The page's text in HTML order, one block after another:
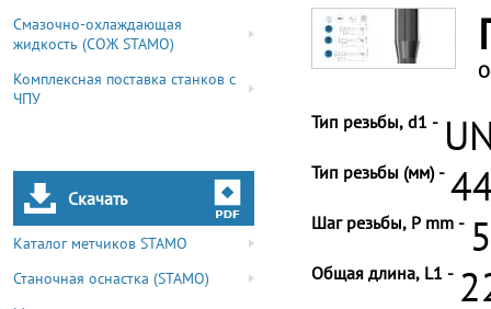
Смазочно-охлаждающая
жидкость (СОЖ STAMO)
Комплексная поставка станков с
ЧПУ
Скачать
Каталог метчиков STAMO
Станочная оснастка (STAMO)
Тип резьбы, d1 -
Тип резьбы (мм) -
Шаг резьбы, P mm -
Общая длина, L1 -